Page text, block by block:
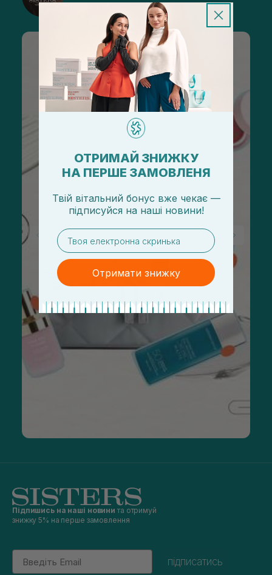
Підпишись на наші новини та отримуй
знижку 5% на перше замовлення
Email
підписатись
ОТРИМАЙ ЗНИЖКУ
НА ПЕРШЕ ЗАМОВЛЕНЯ
Твій вітальний бонус вже чекає —
підписуйся на наші новини!
email
Отримати знижку